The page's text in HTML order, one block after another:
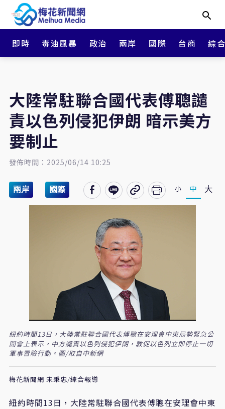
即時 毒油風暴 政治 兩岸 國際 台商 綜
大陸常駐聯合國代表傅聰譴
責以色列侵犯伊朗 暗示美方
要制止
發佈時間：2025/06/14 10:25
兩岸 國際 小 中 大
紐約時間13日，大陸常駐聯合國代表傅聰在安理會中東局勢緊急公
開會上表示，中方譴責以色列侵犯伊朗，敦促以色列立即停止一切
軍事冒險行動。圖/取自中新網
梅花新聞網 宋秉忠/綜合報導
紐約時間13日，大陸常駐聯合國代表傅聰在安理會中東